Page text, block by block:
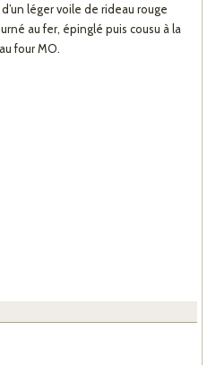
léger voile de rideau rouge
au fer, épinglé puis cousu à la
four MO.